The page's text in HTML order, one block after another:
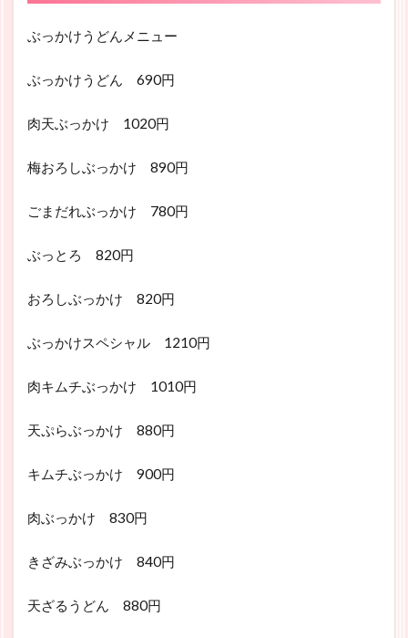
ぶっかけうどんメニュー
ぶっかけうどん 690円
肉天ぶっかけ 1020円
梅おろしぶっかけ 890円
ごまだれぶっかけ 780円
ぶっとろ 820円
おろしぶっかけ 820円
ぶっかけスペシャル 1210円
肉キムチぶっかけ 1010円
天ぷらぶっかけ 880円
キムチぶっかけ 900円
肉ぶっかけ 830円
きざみぶっかけ 840円
天ざるうどん 880円